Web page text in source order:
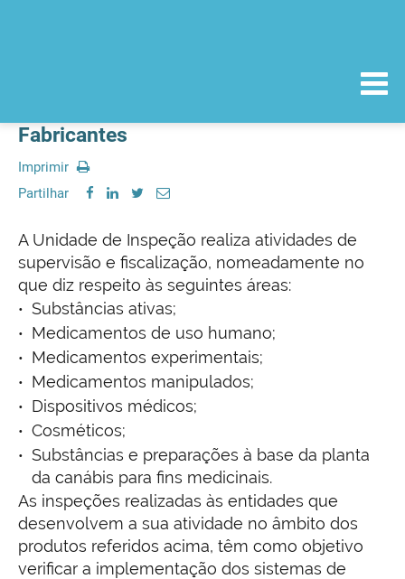
Fabricantes
Imprimir
Partilhar
A Unidade de Inspeção realiza atividades de
supervisão e fiscalização, nomeadamente no
que diz respeito às seguintes áreas:
Substâncias ativas;
Medicamentos de uso humano;
Medicamentos experimentais;
Medicamentos manipulados;
Dispositivos médicos;
Cosméticos;
Substâncias e preparações à base da planta
da canábis para fins medicinais.
As inspeções realizadas às entidades que
desenvolvem a sua atividade no âmbito dos
produtos referidos acima, têm como objetivo
verificar a implementação dos sistemas de